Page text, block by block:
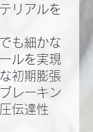
リアルを
も細かな
ルを実現
初期膨張
レーキン
伝達性